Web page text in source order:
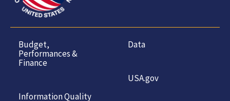
Budget,
Performances &
Finance
Information Quality
Data
USA.gov